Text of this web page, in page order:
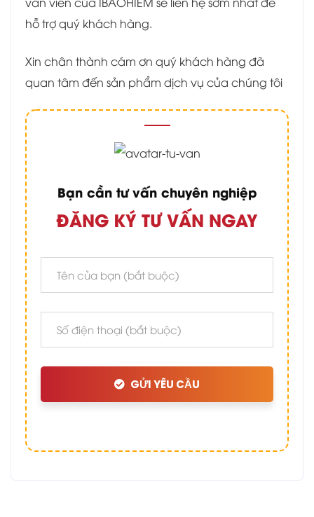
hỗ trợ quý khách hàng.
Xin chân thành cám ơn quý khách hàng đã
quan tâm đến sản phẩm dịch vụ của chúng tôi
Bạn cần tư vấn chuyên nghiệp
ĐĂNG KÝ TƯ VẤN NGAY
GỬI YÊU CẦU